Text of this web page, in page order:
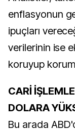
enflasyonun
ipuçları
verilerinin ise
koruyup
CARİ
DOLARA
Bu arada